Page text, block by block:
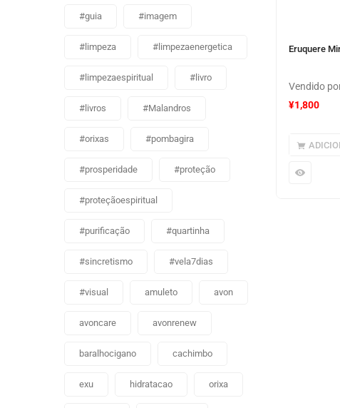
Eruquere
Vendido
¥1,800
#guia #imagem
#limpeza #limpezaenergetica
#limpezaespiritual #livro
#livros #Malandros
#orixas #pombagira
#prosperidade #proteção
#proteçãoespiritual
#purificação #quartinha
#sincretismo #vela7dias
#visual amuleto avon
avoncare avonrenew
baralhocigano cachimbo
exu hidratacao orixa